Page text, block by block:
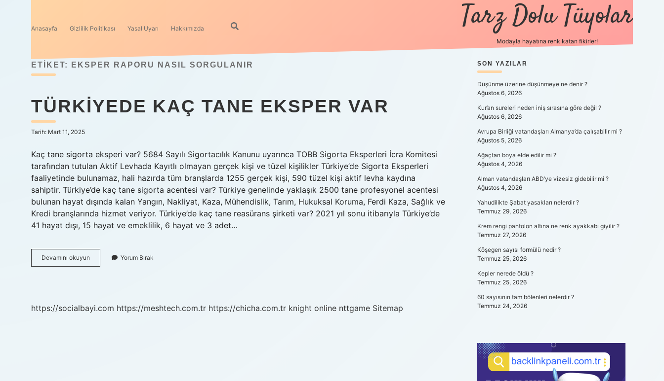
Anasayfa Gizlilik Politikası Yasal Uyarı Hakkımızda Tarz Dolu Tüyolar
Modayla hayatına renk katan fikirler!
ETIKET: EKSPER RAPORU NASIL SORGULANIR
TÜRKIYEDE KAÇ TANE EKSPER VAR
Tarih: Mart 11, 2025
Kaç tane sigorta eksperi var? 5684 Sayılı Sigortacılık Kanunu uyarınca TOBB Sigorta Eksperleri İcra Komitesi
tarafından tutulan Aktif Levhada Kayıtlı olmayan gerçek kişi ve tüzel kişilikler Türkiye’de Sigorta Eksperleri
faaliyetinde bulunamaz, hali hazırda tüm branşlarda 1255 gerçek kişi, 590 tüzel kişi aktif levha kaydına
sahiptir. Türkiye’de kaç tane sigorta acentesi var? Türkiye genelinde yaklaşık 2500 tane profesyonel acentesi
bulunan hayat dışında kalan Yangın, Nakliyat, Kaza, Mühendislik, Tarım, Hukuksal Koruma, Ferdi Kaza, Sağlık ve
Kredi branşlarında hizmet veriyor. Türkiye’de kaç tane reasürans şirketi var? 2021 yıl sonu itibarıyla Türkiye’de
41 hayat dışı, 15 hayat ve emeklilik, 6 hayat ve 3 adet…
Devamını okuyun Türkiyede
Kaç
Yorum Bırak
https://socialbayi.com https://meshtech.com.tr https://chicha.com.tr knight online nttgame Sitemap
SIDEBAR
SON YAZILAR
Düşünme üzerine düşünmeye ne denir ?
Ağustos 6, 2026
Kur’an sureleri neden iniş sırasına göre değil ?
Ağustos 6, 2026
Avrupa Birliği vatandaşları Almanya’da çalışabilir mi ?
Ağustos 5, 2026
Ağaçtan boya elde edilir mi ?
Ağustos 4, 2026
Alman vatandaşları ABD’ye vizesiz gidebilir mi ?
Ağustos 4, 2026
Yahudilikte Şabat yasakları nelerdir ?
Temmuz 29, 2026
Krem rengi pantolon altına ne renk ayakkabı giyilir ?
Temmuz 27, 2026
Köşegen sayısı formülü nedir ?
Temmuz 25, 2026
Kepler nerede öldü ?
Temmuz 25, 2026
60 sayısının tam bölenleri nelerdir ?
Temmuz 24, 2026